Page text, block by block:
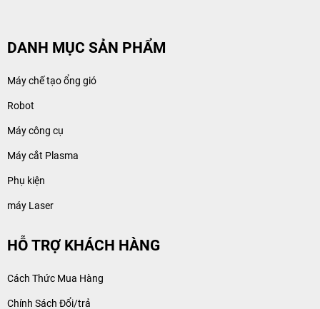
DANH MỤC SẢN PHẨM
Máy chế tạo ổng gió
Robot
Máy công cụ
Máy cắt Plasma
Phụ kiện
máy Laser
HỖ TRỢ KHÁCH HÀNG
Cách Thức Mua Hàng
Chính Sách Đổi/trả